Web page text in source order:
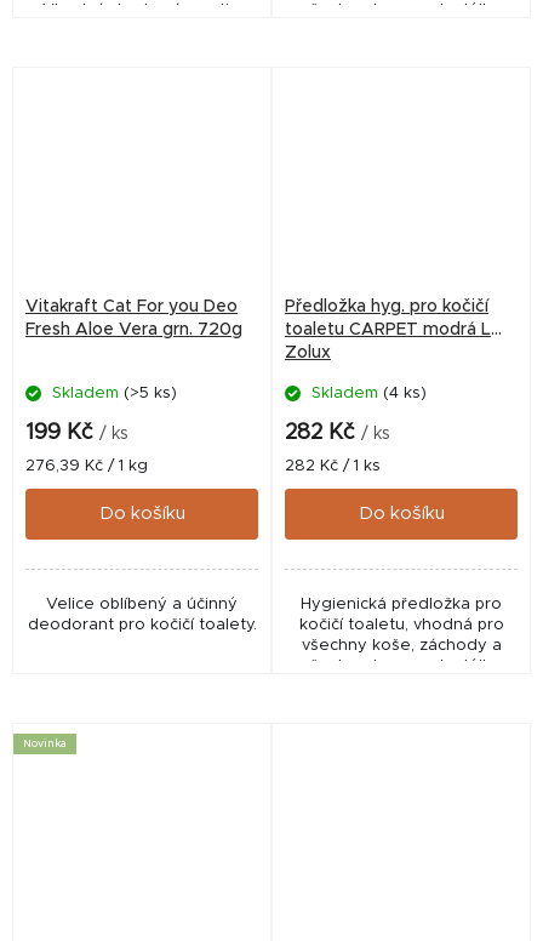
Vhodná do domácnosti s
všechny typy podestýlky.
Vitakraft Cat For you Deo
Fresh Aloe Vera grn. 720g
Skladem (>5 ks)
199 Kč / ks
Měrná
cena:
276,39 Kč / 1 kg
Do košíku
Velice oblíbený a účinný
deodorant pro kočičí toalety.
Předložka hyg. pro kočičí
toaletu CARPET modrá L
Zolux
Skladem (4 ks)
282 Kč / ks
Měrná
cena:
282 Kč / 1 ks
Do košíku
Hygienická předložka pro
kočičí toaletu, vhodná pro
všechny koše, záchody a
Novinka